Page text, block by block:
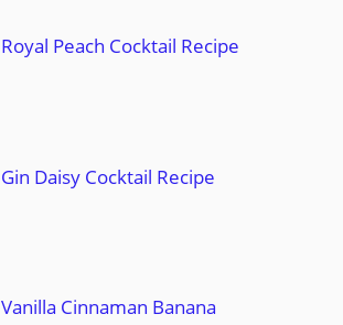
Royal Peach Cocktail Recipe
Gin Daisy Cocktail Recipe
Vanilla Cinnaman Banana